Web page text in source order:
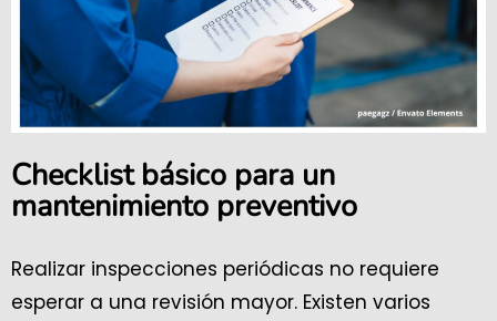
Checklist básico para un
mantenimiento preventivo
Realizar inspecciones periódicas no requiere
esperar a una revisión mayor. Existen varios